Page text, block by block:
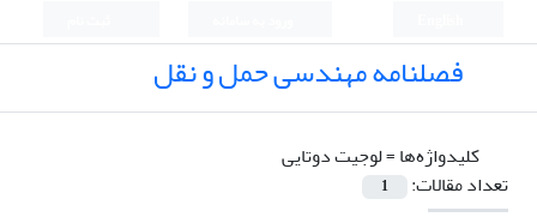
فصلنامه مهندسی حمل و نقل
کلیدواژه‌ها =لوجیت دوتایی
تعداد مقالات:
1